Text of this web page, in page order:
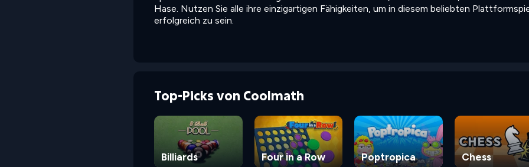
Hase. Nutzen Sie alle ihre einzigartigen Fähigkeiten, um in diesem beliebten
erfolgreich zu sein.
Top-Picks von Coolmath
Billiards Four in a Row Poptropica Chess